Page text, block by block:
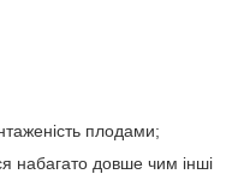
плодами;
набагато довше чим інші